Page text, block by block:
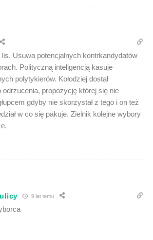
Usuwa potencjalnych kontrkandydatów
Polityczną inteligencją kasuje
polytykierów. Kołodziej dostał
odrzucenia, propozycję której się nie
gdyby nie skorzystał z tego i on też
w co się pakuje. Zielnik kolejne wybory
9 lat temu